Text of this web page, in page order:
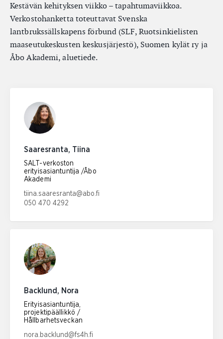
Kestävän kehityksen viikko – tapahtumaviikkoa.
Verkostohanketta toteuttavat Svenska
lantbrukssällskapens förbund (SLF, Ruotsinkielisten
maaseutukeskusten keskusjärjestö), Suomen kylät ry ja
Åbo Akademi, aluetiede.
Saaresranta, Tiina
SALT-verkoston
erityisasiantuntija /Åbo
Akademi
Sähköpostiosoite:
tiina.saaresranta@abo.fi
Puhelinnumero:
050 470 4292
Backlund, Nora
Erityisasiantuntija,
projektipäällikkö /
Hållbarhetsveckan
Sähköpostiosoite:
nora.backlund@fs4h.fi